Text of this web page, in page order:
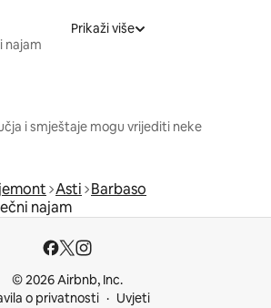
najam
Prikaži više
i smještaje mogu vrijediti neke
Asti Barbaso
najam
© 2026 Airbnb, Inc.
o privatnosti
Uvjeti